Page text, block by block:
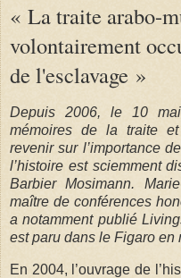
« La traite arabo-
volontairement
de l'esclavage »
Depuis 2006, le 10
mémoires de la traite et
revenir sur l’importance
l’histoire est sciemment
Barbier Mosimann.
maître de conférences
a notamment publié
est paru dans le Figaro en
En 2004, l’ouvrage de